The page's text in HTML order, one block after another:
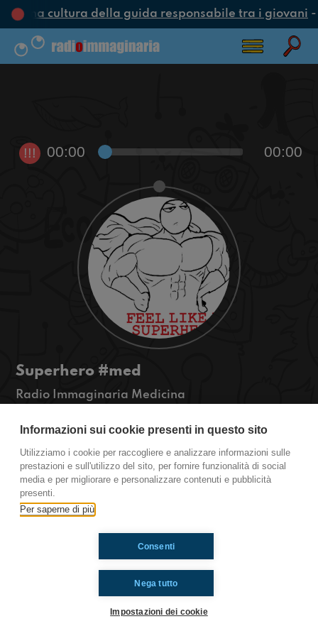
una cultura della guida responsabile tra i giovani-
!!! 00:00 00:00
Superhero #med
Radio Immaginaria Medicina
ci sono i SUPEREROI!
di questi...forse...intanto ascoltatevi questa
puntatona!
Ti è piaciuto? Condividilo!
Informazioni sui cookie presenti in questo sito
Utilizziamo i cookie per raccogliere e analizzare informazioni sulle
prestazioni e sull'utilizzo del sito, per fornire funzionalità di social
media e per migliorare e personalizzare contenuti e pubblicità
presenti.
Per saperne di più
Nega tutto
Consenti
Impostazioni dei cookie